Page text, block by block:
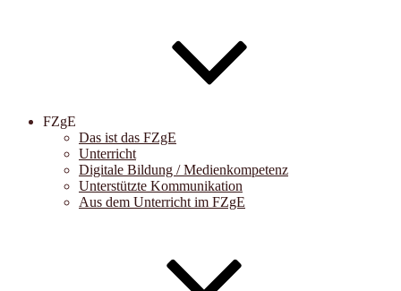
FZgE
Das ist das FZgE
Unterricht
Digitale Bildung / Medienkompetenz
Unterstützte Kommunikation
Aus dem Unterricht im FZgE